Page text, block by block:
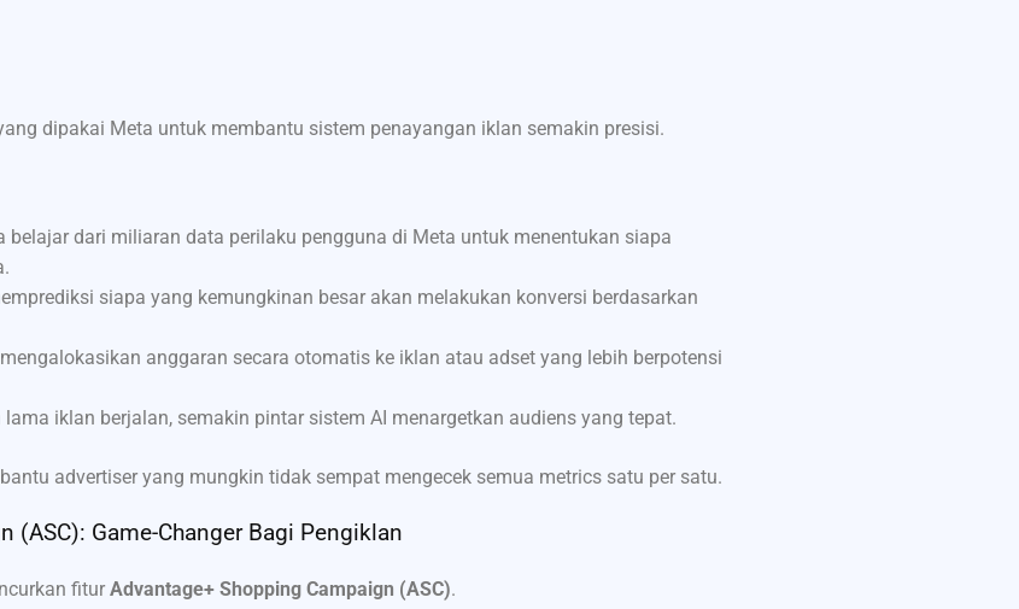
dipakai Meta untuk membantu sistem penayangan iklan semakin presisi.
belajar dari miliaran data perilaku pengguna di Meta untuk menentukan siapa
siapa yang kemungkinan besar akan melakukan konversi berdasarkan
anggaran secara otomatis ke iklan atau adset yang lebih berpotensi
iklan berjalan, semakin pintar sistem AI menargetkan audiens yang tepat.
advertiser yang mungkin tidak sempat mengecek semua metrics satu per satu.
(ASC): Game-Changer Bagi Pengiklan
fitur Advantage+ Shopping Campaign (ASC).